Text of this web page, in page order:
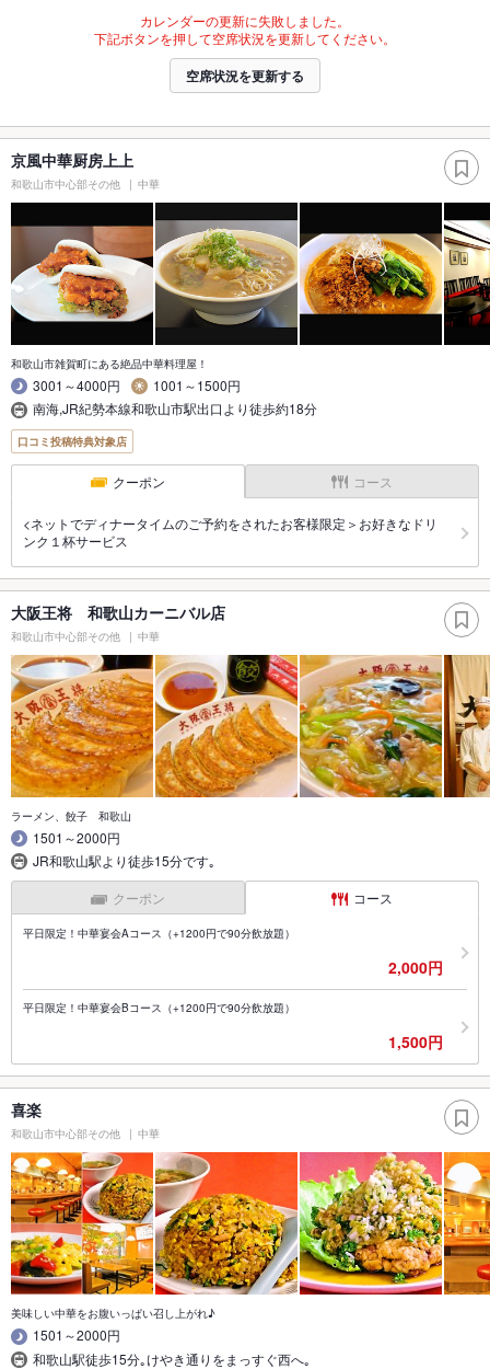
カレンダーの更新に失敗しました。
下記ボタンを押して空席状況を更新してください。
空席状況を更新する
京風中華厨房上上
和歌山市中心部その他 中華
和歌山市雑賀町にある絶品中華料理屋！
3001～4000円
1001～1500円
南海,JR紀勢本線和歌山市駅出口より徒歩約18分
口コミ投稿特典対象店
クーポン コース
<ネットでディナータイムのご予約をされたお客様限定＞お好きなドリ
ンク１杯サービス
大阪王将 和歌山カーニバル店
和歌山市中心部その他 中華
ラーメン、餃子 和歌山
1501～2000円
JR和歌山駅より徒歩15分です｡
クーポン コース
平日限定！中華宴会Aコース（+1200円で90分飲放題）
2,000円
平日限定！中華宴会Bコース（+1200円で90分飲放題）
1,500円
喜楽
和歌山市中心部その他 中華
美味しい中華をお腹いっぱい召し上がれ♪
1501～2000円
和歌山駅徒歩15分｡けやき通りをまっすぐ西へ｡